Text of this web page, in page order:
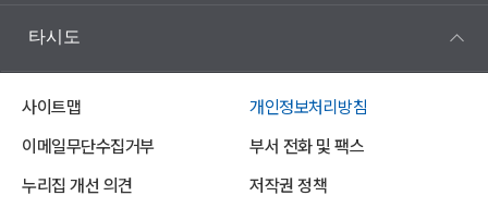
타시도
사이트맵
개인정보처리방침
이메일무단수집거부
부서 전화 및 팩스
누리집 개선 의견
저작권 정책